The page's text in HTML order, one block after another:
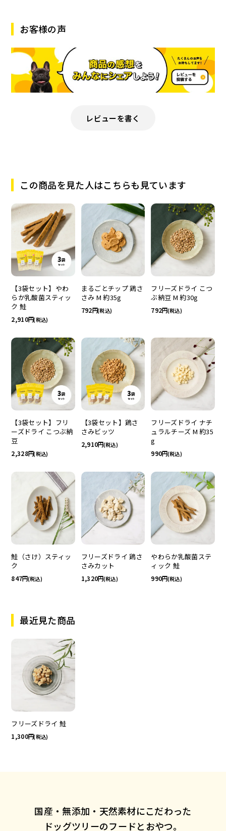
お客様の声
レビューを書く
この商品を見た人はこちらも見ています
【3袋セット】やわ
らか乳酸菌スティッ
ク 鮭
2,910 (税込)
まるごとチップ 鶏さ
さみ M 約35g
792 (税込)
フリーズドライ こつ
ぶ納豆 M 約30g
792 (税込)
【3袋セット】フリ
ーズドライ こつぶ納
豆
2,328 (税込)
【3袋セット】鶏さ
さみビッツ
2,910 (税込)
フリーズドライ ナチ
ュラルチーズ M 約35
g
990 (税込)
鮭（さけ）スティッ
ク
847 (税込)
フリーズドライ 鶏さ
さみカット
1,320 (税込)
やわらか乳酸菌ステ
ィック 鮭
990 (税込)
最近見た商品
フリーズドライ 鮭
1,300 (税込)
国産・無添加・天然素材にこだわった
ドッグツリーのフードとおやつ。